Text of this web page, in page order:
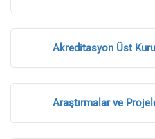
Akreditasyon Üst
Araştırmalar ve